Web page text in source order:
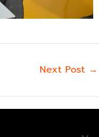
Next Post →